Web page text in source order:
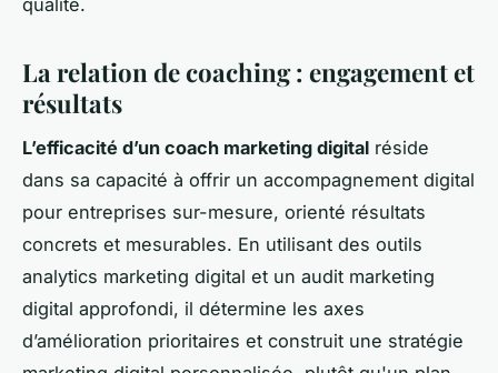
La relation de coaching : engagement et
résultats
L’efficacité d’un coach marketing digital réside
dans sa capacité à offrir un accompagnement digital
pour entreprises sur-mesure, orienté résultats
concrets et mesurables. En utilisant des outils
analytics marketing digital et un audit marketing
digital approfondi, il détermine les axes
d’amélioration prioritaires et construit une stratégie